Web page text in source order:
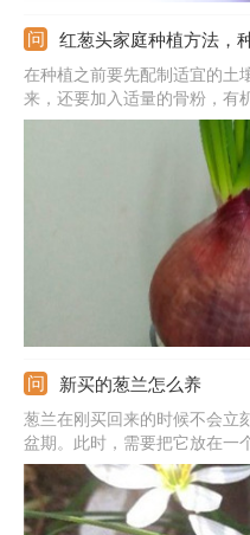
红葱头家庭种植方法，
在种植之前要先配制适宜的土
来，还要加入适量的骨粉，有
选在每年的八月中下旬，气候
好的鳞茎放在多菌灵溶液中浸
太深，大概是葱头的三分之二
新买的葱兰怎么养
葱兰在刚买回来的时候不会立
盆期。此时，需要把它放在一
分，但不可以让盆内积水，
肥，防止烧根。等它重新开始